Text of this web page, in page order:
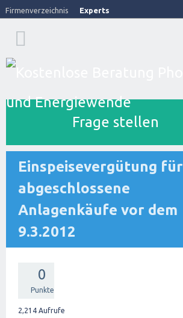
Firmenverzeichnis Experts
Frage stellen
Einspeisevergütung für
abgeschlossene
Anlagenkäufe vor dem
9.3.2012
0
Punkte
2,214 Aufrufe